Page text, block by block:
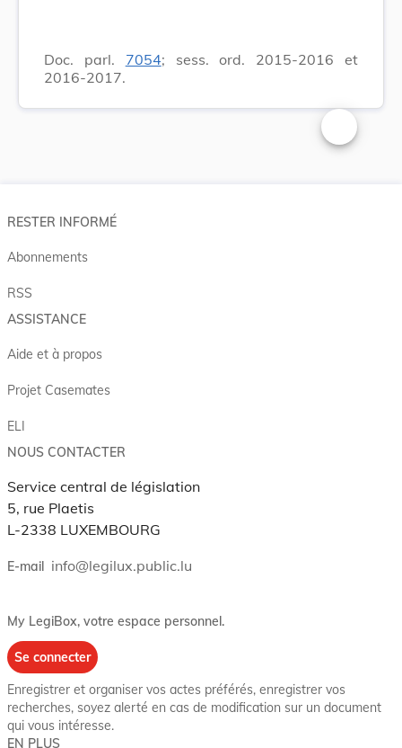
Doc. parl. 7054; sess. ord. 2015-2016 et
2016-2017.
Changer la
RESTER INFORMÉ
Abonnements
RSS
ASSISTANCE
Aide et à propos
Projet Casemates
ELI
NOUS CONTACTER
Service central de législation
5, rue Plaetis
L-2338 LUXEMBOURG
E-mail info@legilux.public.lu
My LegiBox, votre espace personnel.
Se connecter
Enregistrer et organiser vos actes préférés, enregistrer vos
recherches, soyez alerté en cas de modification sur un document
qui vous intéresse.
EN PLUS